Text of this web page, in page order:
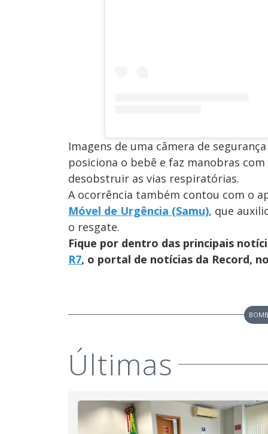
Imagens de uma câmera de
posiciona o bebê e faz manobras
desobstruir as vias respiratórias.
A ocorrência também contou com o
Móvel de Urgência (Samu), que
o resgate.
Fique por dentro das principais
R7, o portal de notícias da Record,
Últimas